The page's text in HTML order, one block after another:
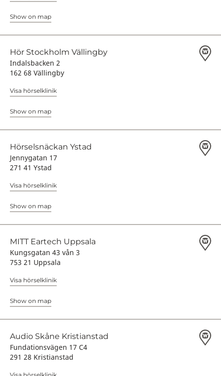
Show on map
Hör Stockholm Vällingby
Indalsbacken 2
162 68 Vällingby
Visa hörselklinik
Show on map
Hörselsnäckan Ystad
Jennygatan 17
271 41 Ystad
Visa hörselklinik
Show on map
MITT Eartech Uppsala
Kungsgatan 43 vån 3
753 21 Uppsala
Visa hörselklinik
Show on map
Audio Skåne Kristianstad
Fundationsvägen 17 C4
291 28 Kristianstad